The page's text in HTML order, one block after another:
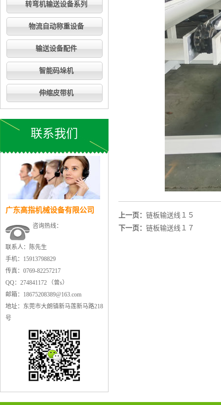
转弯机输送设备系列
物流自动称重设备
输送设备配件
智能码垛机
伸缩皮带机
联系我们
广东高指机械设备有限公司
咨询热线：
联系人：陈先生
手机：15913798829
传真：0769-82257217
QQ：274841172 （曾s）
邮箱：18675208389@163.com
地址：东莞市大朗镇新马莲新马路218
号
上一页： 链板输送线１５
下一页： 链板输送线１７